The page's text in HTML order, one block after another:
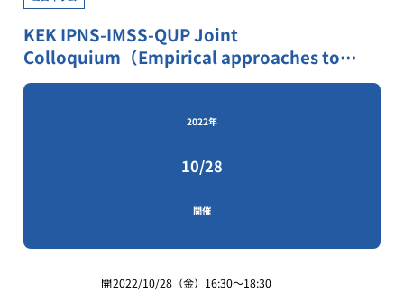
KEK IPNS-IMSS-QUP Joint
Colloquium（Empirical approaches to
study aesthetic experiences -an
2022年
10/28
開催
開2022/10/28（金）16:30～18:30